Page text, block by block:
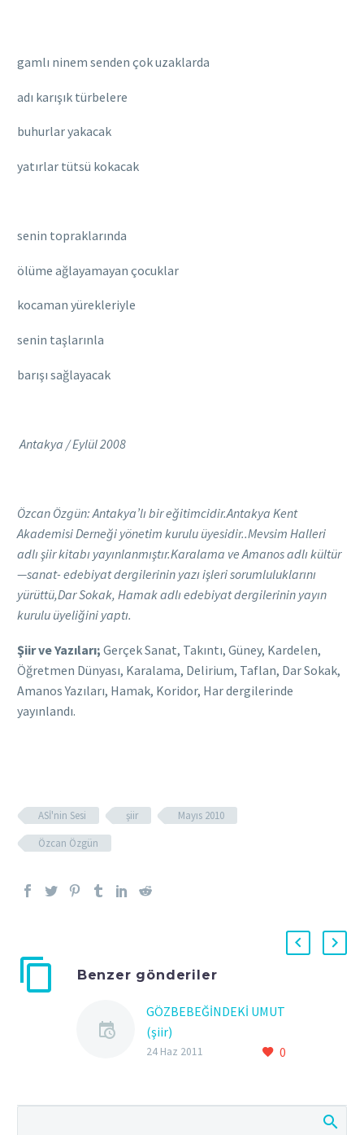
gamlı ninem senden çok uzaklarda
adı karışık türbelere
buhurlar yakacak
yatırlar tütsü kokacak
senin topraklarında
ölüme ağlayamayan çocuklar
kocaman yürekleriyle
senin taşlarınla
barışı sağlayacak
Antakya / Eylül 2008
Özcan Özgün: Antakya’lı bir eğitimcidir.Antakya Kent
Akademisi Derneği yönetim kurulu üyesidir..Mevsim Halleri
adlı şiir kitabı yayınlanmıştır.Karalama ve Amanos adlı kültür
—sanat- edebiyat dergilerinin yazı işleri sorumluluklarını
yürüttü,Dar Sokak, Hamak adlı edebiyat dergilerinin yayın
kurulu üyeliğini yaptı.
Şiir ve Yazıları; Gerçek Sanat, Takıntı, Güney, Kardelen,
Öğretmen Dünyası, Karalama, Delirium, Taflan, Dar Sokak,
Amanos Yazıları, Hamak, Koridor, Har dergilerinde
yayınlandı.
ASİ'nin Sesi şiir
Mayıs 2010
Özcan Özgün
Benzer gönderiler
GÖZBEBEĞİNDEKİ UMUT
(şiir)
GÖZBEBEĞİNDEKİ UMUT
0
24 Haz 2011